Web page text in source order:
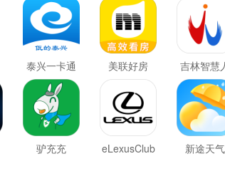
泰兴一卡通 美联好房
吉林智慧
社
驴充充 eLexusClub 新途天气